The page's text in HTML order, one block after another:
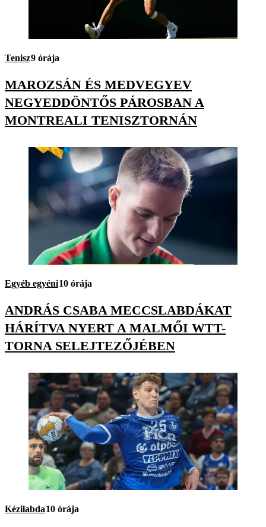
Tenisz9 órája
MAROZSÁN ÉS MEDVEGYEV
NEGYEDDÖNTŐS PÁROSBAN A
MONTREALI TENISZTORNÁN
Egyéb egyéni10 órája
ANDRÁS CSABA MECCSLABDÁKAT
HÁRÍTVA NYERT A MALMŐI WTT-
TORNA SELEJTEZŐJÉBEN
Kézilabda10 órája